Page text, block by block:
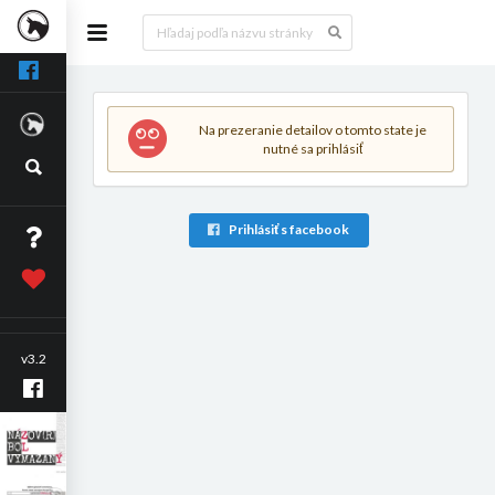
v3.2
Na prezeranie detailov o tomto state je
nutné sa prihlásiť
Prihlásiť s facebook